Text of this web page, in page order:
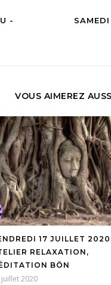
-
VOUS AIMEREZ
17 JUILLET 2020
RELAXATION,
BÖN
juillet 2020